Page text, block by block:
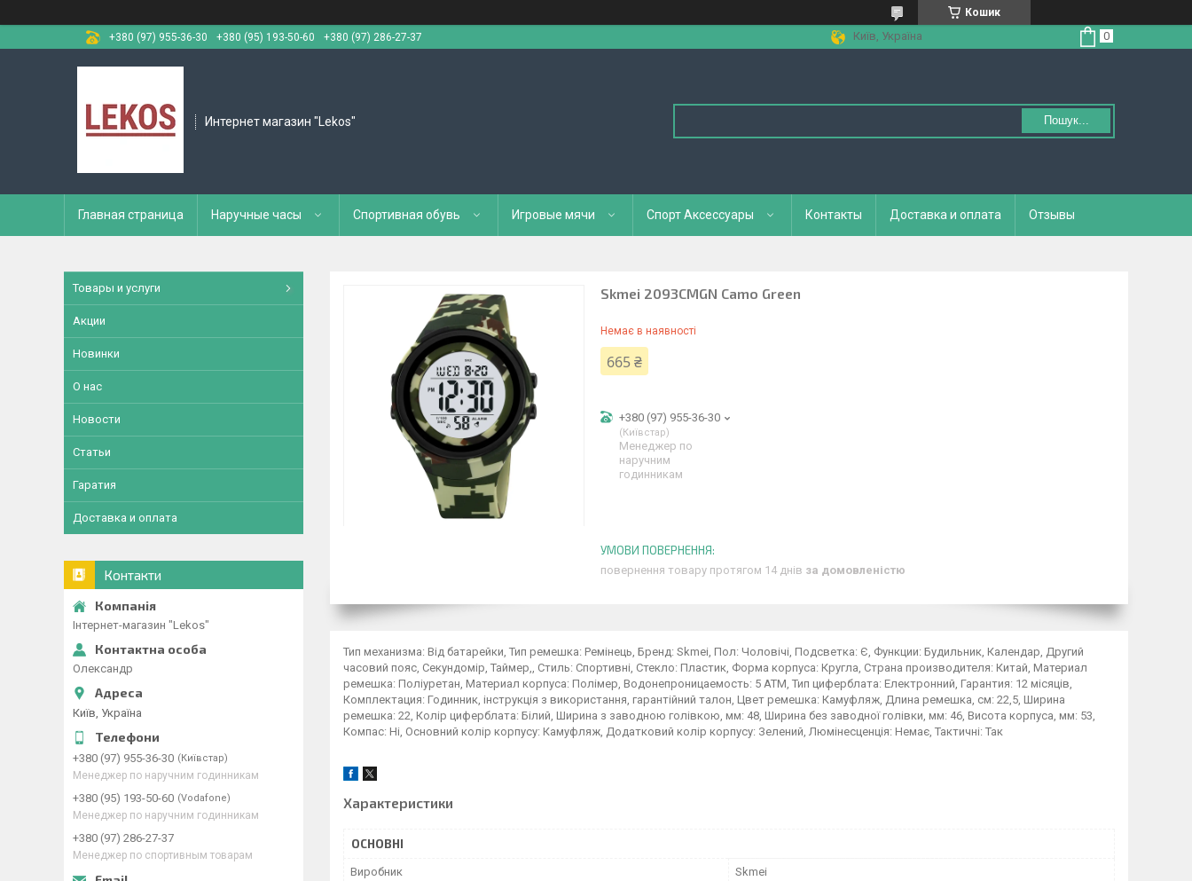
Кошик
+380 (97) 955-36-30
+380 (95) 193-50-60 +380 (97) 286-27-37 Київ, Україна
Интернет магазин "Lekos" Пошук...
Главная страница Наручные часы Спортивная обувь Игровые мячи Спорт Аксессуары Контакты Доставка и оплата Отзывы
Skmei 2093CMGN Camo Green
Немає в наявності
665 ₴
+380 (97) 955-36-30
Київстар
Менеджер по
наручним
годинникам
повернення товару протягом 14 днів за домовленістю
Тип механизма: Від батарейки, Тип ремешка: Ремінець, Бренд: Skmei, Пол: Чоловічі, Подсветка: Є, Функции: Будильник, Календар, Другий
часовий пояс, Секундомір, Таймер,, Стиль: Спортивні, Стекло: Пластик, Форма корпуса: Кругла, Страна производителя: Китай, Материал
ремешка: Поліуретан, Материал корпуса: Полімер, Водонепроницаемость: 5 ATM, Тип циферблата: Електронний, Гарантия: 12 місяців,
Комплектация: Годинник, інструкція з використання, гарантійний талон, Цвет ремешка: Камуфляж, Длина ремешка, см: 22,5, Ширина
ремешка: 22, Колір циферблата: Білий, Ширина з заводною голівкою, мм: 48, Ширина без заводної голівки, мм: 46, Висота корпуса, мм: 53,
Компас: Ні, Основний колір корпусу: Камуфляж, Додатковий колір корпусу: Зелений, Люмінесценція: Немає, Тактичні: Так
Характеристики
ОСНОВНІ
Виробник Skmei
Товары и услуги
Акции
Новинки
О нас
Новости
Статьи
Гаратия
Доставка и оплата
Контакти
Інтернет-магазин "Lekos"
Олександр
Київ, Україна
+380 (97) 955-36-30 Київстар
Менеджер по наручним годинникам
+380 (95) 193-50-60 Vodafone
Менеджер по наручним годинникам
+380 (97) 286-27-37
Менеджер по спортивным товарам